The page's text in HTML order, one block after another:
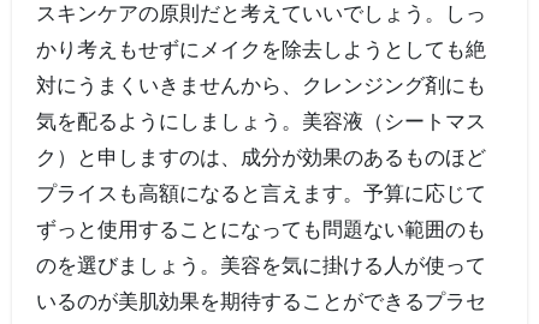
スキンケアの原則だと考えていいでしょう。しっ
かり考えもせずにメイクを除去しようとしても絶
対にうまくいきませんから、クレンジング剤にも
気を配るようにしましょう。美容液（シートマス
ク）と申しますのは、成分が効果のあるものほど
プライスも高額になると言えます。予算に応じて
ずっと使用することになっても問題ない範囲のも
のを選びましょう。美容を気に掛ける人が使って
いるのが美肌効果を期待することができるプラセ